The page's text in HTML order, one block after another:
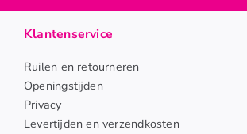
Contact
Klantenservice
Ruilen en retourneren
Openingstijden
Privacy
Levertijden en verzendkosten